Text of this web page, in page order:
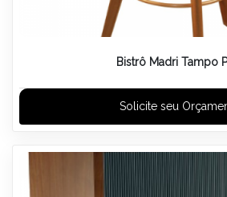
Bistrô Madri Tampo
Solicite seu